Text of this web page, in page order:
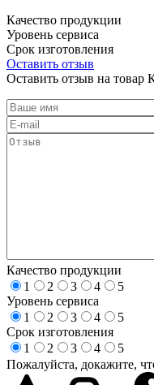
Качество продукции
Уровень сервиса
Срок изготовления
Оставить отзыв
Оставить отзыв на товар
Качество продукции
1
2 3 4
5
Уровень сервиса
1
2 3 4
5
Срок изготовления
1
2 3 4
5
Пожалуйста, докажите,